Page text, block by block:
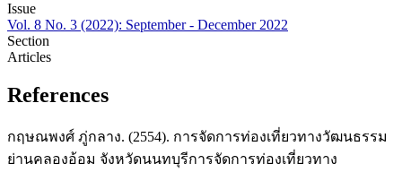
Issue
Vol. 8 No. 3 (2022): September - December 2022
Section
Articles
References
กฤษณพงศ์ ภู่กลาง. (2554). การจัดการท่องเที่ยวทางวัฒนธรรม
ย่านคลองอ้อม จังหวัดนนทบุรีการจัดการท่องเที่ยวทาง